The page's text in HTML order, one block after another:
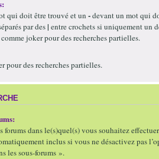
qui doit être trouvé et un -devant un mot qui
par des| entre crochets si uniquement un
joker pour des recherches partielles.
des recherches partielles.
forums dans le(s)quel(s) vous souhaitez
inclus si vous ne désactivez pas
les sous-forums ».